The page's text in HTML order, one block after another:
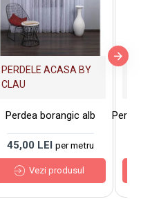
PERDELE ACASA BY
CLAU
Perdea borangic alb
45,00 LEI per metru
Vezi produsul